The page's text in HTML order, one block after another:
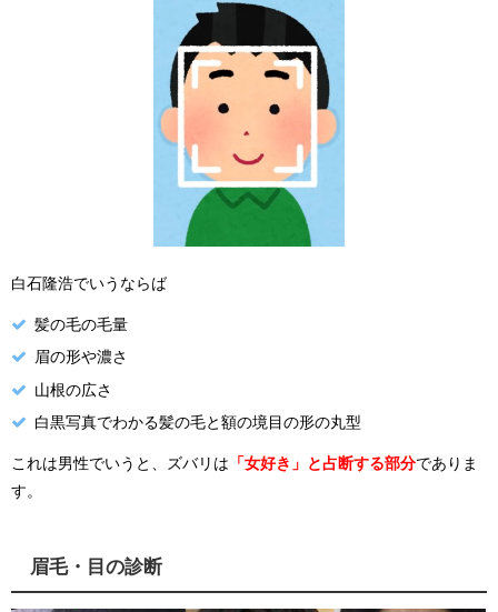
白石隆浩でいうならば
髪の毛の毛量
眉の形や濃さ
山根の広さ
白黒写真でわかる髪の毛と額の境目の形の丸型
これは男性でいうと、ズバリは 「女好き」と占断する部分でありま
す。
眉毛・目の診断